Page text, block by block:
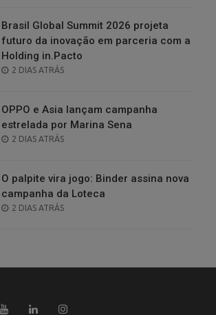
Brasil Global Summit 2026 projeta
futuro da inovação em parceria com a
Holding in.Pacto
POSTED
2 DIAS ATRÁS
OPPO e Asia lançam campanha
estrelada por Marina Sena
POSTED
2 DIAS ATRÁS
O palpite vira jogo: Binder assina nova
campanha da Loteca
POSTED
2 DIAS ATRÁS